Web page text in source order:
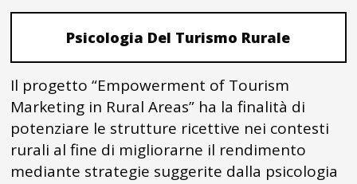
Psicologia Del Turismo Rurale
Il progetto “Empowerment of Tourism
Marketing in Rural Areas” ha la finalità di
potenziare le strutture ricettive nei contesti
rurali al fine di migliorarne il rendimento
mediante strategie suggerite dalla psicologia